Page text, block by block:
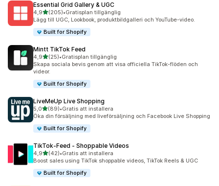
Essential Grid Gallery & UGC
4,9av 5 stjärnor
(205)
205 recensioner totalt
•Gratisplan tillgänglig
Lägg till UGC, Lookbook, produktbildgalleri och YouTube-video.
Built for Shopify
Mintt TikTok Feed
4,9av 5 stjärnor
(25)
25 recensioner totalt
•Gratisplan tillgänglig
Skapa sociala bevis genom att visa officiella TikTok-flöden och
videor.
Built for Shopify
LiveMeUp Live Shopping
5,0av 5 stjärnor
(89)
89 recensioner totalt
•Gratis att installera
Öka din försäljning med liveförsäljning och Facebook Live Shopping
Built for Shopify
TikTok‑Feed ‑ Shoppable Videos
4,9av 5 stjärnor
(42)
42 recensioner totalt
•Gratis att installera
Boost sales using TikTok shoppable videos, TikTok Reels & UGC
Built for Shopify